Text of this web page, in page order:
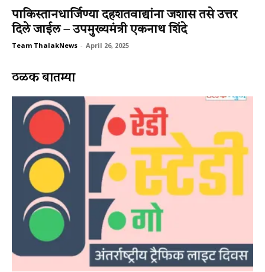
पाकिस्तानधार्जिण्या दहशतवाद्यांना जशास तसे उत्तर
दिले जाईल – उपमुख्यमंत्री एकनाथ शिंदे
Team ThalakNews - April 26, 2025
ठळक बातम्या